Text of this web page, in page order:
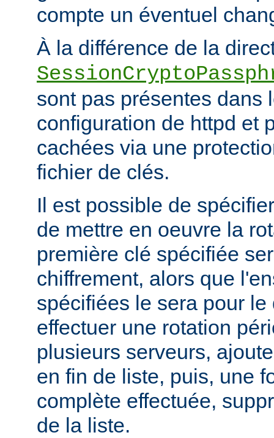
compte un éventuel
À la différence de la
sont pas présentes dans
configuration de httpd et
cachées via une
fichier de clés.
Il est possible de
de mettre en oeuvre la
première clé spécifiée
chiffrement, alors que
spécifiées le sera pour
effectuer une rotation
plusieurs serveurs,
en fin de liste, puis, une
complète effectuée,
de la liste.